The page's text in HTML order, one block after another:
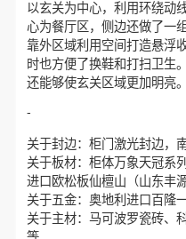
以玄关为中心，利用环绕动
心为餐厅区，侧边还做了一
靠外区域利用空间打造悬浮
时也方便了换鞋和打扫卫生
还能够使玄关区域更加明亮。
-
关于封边：柜门激光封边，
关于板材：柜体万象天冠系
进口欧松板仙檀山（山东丰源
关于五金：奥地利进口百隆
关于主材：马可波罗瓷砖、